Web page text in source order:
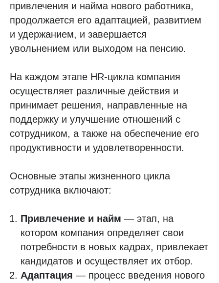
привлечения и найма нового работника,
продолжается его адаптацией, развитием
и удержанием, и завершается
увольнением или выходом на пенсию.
На каждом этапе HR-цикла компания
осуществляет различные действия и
принимает решения, направленные на
поддержку и улучшение отношений с
сотрудником, а также на обеспечение его
продуктивности и удовлетворенности.
Основные этапы жизненного цикла
сотрудника включают:
Привлечение и найм — этап, на
котором компания определяет свои
потребности в новых кадрах, привлекает
кандидатов и осуществляет их отбор.
Адаптация — процесс введения нового